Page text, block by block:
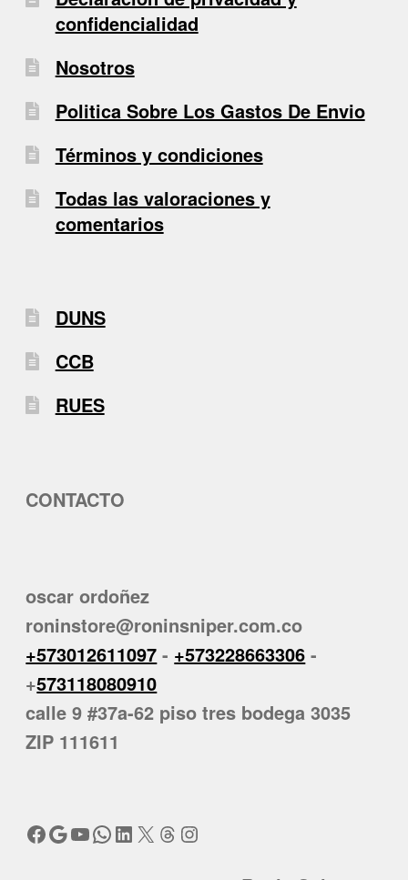
confidencialidad
Nosotros
Politica Sobre Los Gastos De Envio
Términos y condiciones
Todas las valoraciones y
comentarios
DUNS
CCB
RUES
CONTACTO
oscar ordoñez
roninstore@roninsniper.com.co
+573012611097 - +573228663306 -
+573118080910
calle 9 #37a-62 piso tres bodega 3035
ZIP 111611
Facebook
Google
YouTube
WhatsApp
LinkedIn
X Threads
Instagram